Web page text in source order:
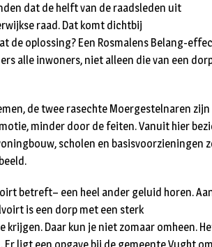
dat de helft van de raadsleden uit
raad. Dat komt dichtbij
de oplossing? Een Rosmalens Belang-
alle inwoners, niet alleen die van een
de twee rasechte Moergestelnaren zijn
minder door de feiten. Vanuit hier
scholen en basisvoorzieningen
betreft– een heel ander geluid horen.
is een dorp met een sterk
krijgen. Daar kun je niet zomaar omheen.